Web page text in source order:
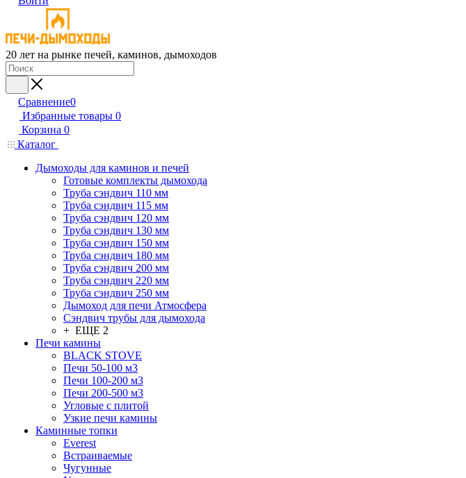
20 лет на рынке печей, каминов, дымоходов
Сравнение0
Избранные товары 0
Корзина 0
Каталог
Дымоходы для каминов и печей
Готовые комплекты дымохода
Труба сэндвич 110 мм
Труба сэндвич 115 мм
Труба сэндвич 120 мм
Труба сэндвич 130 мм
Труба сэндвич 150 мм
Труба сэндвич 180 мм
Труба сэндвич 200 мм
Труба сэндвич 220 мм
Труба сэндвич 250 мм
Дымоход для печи Атмосфера
Сэндвич трубы для дымохода
+ ЕЩЕ 2
Печи камины
BLACK STOVE
Печи 50-100 м3
Печи 100-200 м3
Печи 200-500 м3
Угловые с плитой
Узкие печи камины
Каминные топки
Everest
Встраиваемые
Чугунные